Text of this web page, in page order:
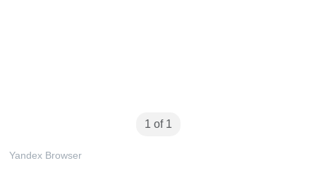
1 of 1
Yandex Browser